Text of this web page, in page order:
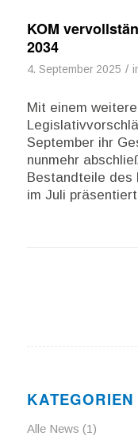
KOM
2034
4. September 2025 /
Mit einem
September ihr
nunmehr
Bestandteile des
im Juli
KATEGORIEN
Alle News (1)